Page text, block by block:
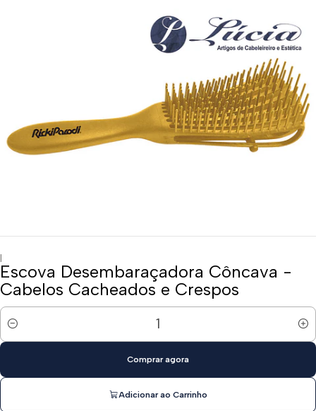
|
Escova Desembaraçadora Côncava -
Cabelos Cacheados e Crespos
Quantidade
Adicionar ao Carrinho
Comprar agora